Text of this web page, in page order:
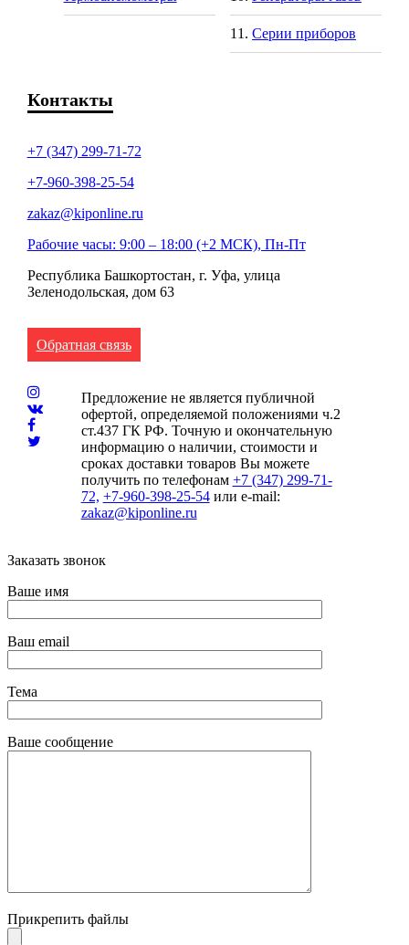
Серии приборов
Контакты
+7 (347) 299-71-72
+7-960-398-25-54
zakaz@kiponline.ru
Рабочие часы: 9:00 – 18:00 (+2 МСК), Пн-Пт
Республика Башкортостан, г. Уфа, улица
Зеленодольская, дом 63
Обратная связь
Предложение не является публичной
офертой, определяемой положениями ч.2
ст.437 ГК РФ. Точную и окончательную
информацию о наличии, стоимости и
сроках доставки товаров Вы можете
получить по телефонам +7 (347) 299-71-
72, +7-960-398-25-54или e-mail:
zakaz@kiponline.ru
Заказать звонок
Ваше имя
Ваш email
Тема
Ваше сообщение
Прикрепить файлы